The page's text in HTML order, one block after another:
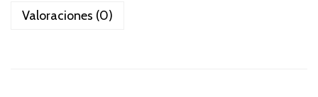
Valoraciones (0)